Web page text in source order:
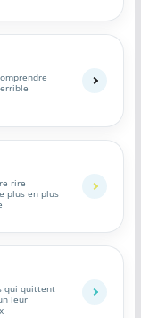
rire
plus en plus
qui quittent
leur